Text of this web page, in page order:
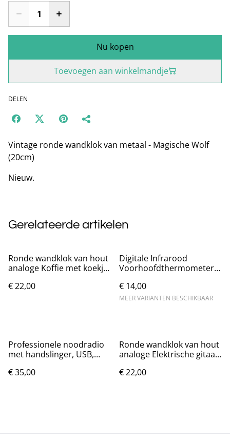
Nu kopen
Toevoegen aan winkelmandje
DELEN
Vintage ronde wandklok van metaal - Magische Wolf
(20cm)
Nieuw.
Gerelateerde artikelen
Ronde wandklok van hout
analoge Koffie met koekje
€ 22,00
Digitale Infrarood
Voorhoofdthermometer –
€ 14,00
MEER VARIANTEN BESCHIKBAAR
Professionele noodradio
met handslinger, USB,
€ 35,00
Ronde wandklok van hout
analoge Elektrische gitaar
€ 22,00